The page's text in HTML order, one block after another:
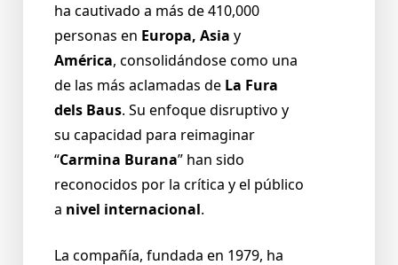
ha cautivado a más de 410,000
personas en Europa, Asia y
América, consolidándose como una
de las más aclamadas de La Fura
dels Baus. Su enfoque disruptivo y
su capacidad para reimaginar
“Carmina Burana” han sido
reconocidos por la crítica y el público
a nivel internacional.
La compañía, fundada en 1979, ha